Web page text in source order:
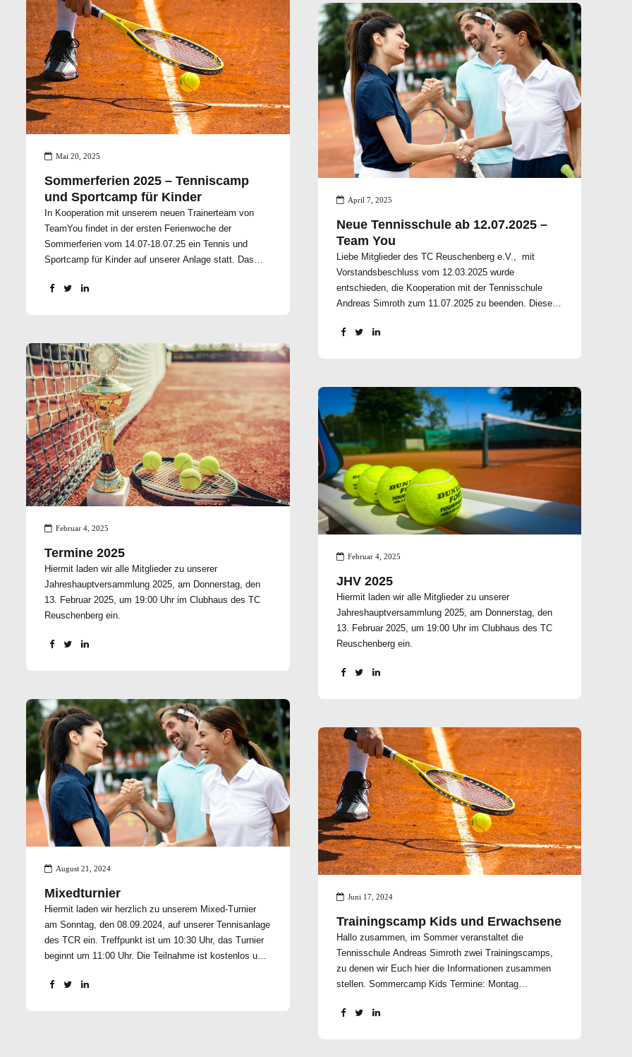
Mai 20, 2025
Sommerferien 2025 – Tenniscamp
und Sportcamp für Kinder
In Kooperation mit unserem neuen Trainerteam von
TeamYou findet in der ersten Ferienwoche der
Sommerferien vom 14.07-18.07.25 ein Tennis und
Sportcamp für Kinder auf unserer Anlage statt. Das
Uhr und am Freitag von 9-13 Uhr statt. Am Freitag
Campzeiten Betreuung benötigt, kann sich gerne
melden und wir organisieren eine Betreuung. Zwischen
12:15 & 13:00 Uhr ist eine Mittagspause eingeplant.
Der Preis beträgt € 219,- pro Kid und ist inkl. Camp T-
Shirt & Mittagessen. Unser Tenniscamp ist ein
zertifiziertes Sportcamp und von der Krankenkasse
erstattungsfähig. Als Mitglied der Bergischen
Krankenkasse erhältst du 190€ zurückerstattet. Erfahre
mehr unter: https://team-you.de/kostenerstattung/
Spiel, Bewegung und besonders Spaß stehen im
Vordergrund. Es gibt immer unterschiedliche Stationen
wo die Kinder ihre tennisspezifischen und
Unter folgendem Link könnt ihr Euch für das camp
anmelden: Camp Anmeldung
April 7, 2025
Neue Tennisschule ab 12.07.2025 –
Team You
Liebe Mitglieder des TC Reuschenberg e.V., mit
Vorstandsbeschluss vom 12.03.2025 wurde
entschieden, die Kooperation mit der Tennisschule
Andreas Simroth zum 11.07.2025 zu beenden. Diese
und so wurde sie mit Bedacht und hoffentlich im Sinne
entschieden. Welche ab 12.07.2025 das Tennistraining
für Jung und Alt bei uns anbieten wird. Gerne könnt Ihr
euch einen ersten Eindruck auf der Homepage
verschaffen https://team-you.de/ Die Tennisschule
TeamYou wird für einen guten Start und ein
Kennenlernen der Mitglieder einiges an Veranstaltungen
anbieten, worüber wir euch natürlich auf dem
Laufenden halten. Schaut für Infos auch gerne immer
mal wieder auf unsere Homepage.
Februar 4, 2025
Termine 2025
Hiermit laden wir alle Mitglieder zu unserer
Jahreshauptversammlung 2025, am Donnerstag, den
13. Februar 2025, um 19:00 Uhr im Clubhaus des TC
Reuschenberg ein.
Februar 4, 2025
JHV 2025
Hiermit laden wir alle Mitglieder zu unserer
Jahreshauptversammlung 2025, am Donnerstag, den
13. Februar 2025, um 19:00 Uhr im Clubhaus des TC
Reuschenberg ein.
August 21, 2024
Mixedturnier
Hiermit laden wir herzlich zu unserem Mixed-Turnier
am Sonntag, den 08.09.2024, auf unserer Tennisanlage
des TCR ein. Treffpunkt ist um 10:30 Uhr, das Turnier
beginnt um 11:00 Uhr. Die Teilnahme ist kostenlos und
Vereins. Eine Meldeliste liegt im Clubhaus aus. Wir
Juni 17, 2024
Trainingscamp Kids und Erwachsene
Hallo zusammen, im Sommer veranstaltet die
Tennisschule Andreas Simroth zwei Trainingscamps,
zu denen wir Euch hier die Informationen zusammen
stellen. Sommercamp Kids Termine: Montag
12.08.2024 – Freitag 16.08.2024 In diesem Jahr bietet